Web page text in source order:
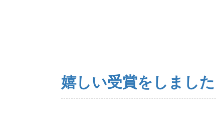
ご来店WEB予約
嬉しい受賞をしました